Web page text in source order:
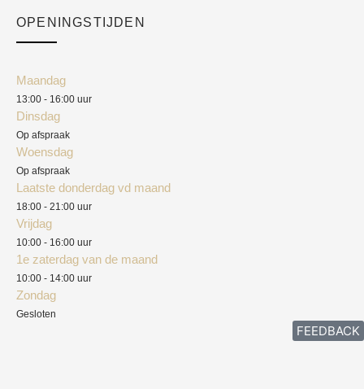
Academy
OPENINGSTIJDEN
Maandag
13:00 - 16:00 uur
Dinsdag
Op afspraak
Woensdag
Op afspraak
Laatste donderdag vd maand
18:00 - 21:00 uur
Vrijdag
10:00 - 16:00 uur
1e zaterdag van de maand
10:00 - 14:00 uur
Zondag
Gesloten
FEEDBACK